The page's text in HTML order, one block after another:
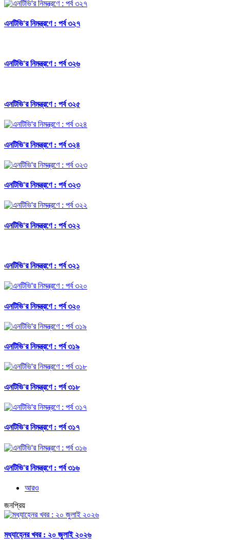
এনটিভি'র নিমন্ত্রণে : পর্ব ৩২৭
এনটিভি'র নিমন্ত্রণে : পর্ব ৩২৬
এনটিভি'র নিমন্ত্রণে : পর্ব ৩২৫
এনটিভি'র নিমন্ত্রণে : পর্ব ৩২৪
এনটিভি'র নিমন্ত্রণে : পর্ব ৩২৩
এনটিভি'র নিমন্ত্রণে : পর্ব ৩২২
এনটিভি'র নিমন্ত্রণে : পর্ব ৩২১
এনটিভি'র নিমন্ত্রণে : পর্ব ৩২০
এনটিভি'র নিমন্ত্রণে : পর্ব ৩১৯
এনটিভি'র নিমন্ত্রণে : পর্ব ৩১৮
এনটিভি'র নিমন্ত্রণে : পর্ব ৩১৭
এনটিভি'র নিমন্ত্রণে : পর্ব ৩১৬
আরও
জনপ্রিয়
মধ্যাহ্নের খবর : ২০ জুলাই ২০২৬